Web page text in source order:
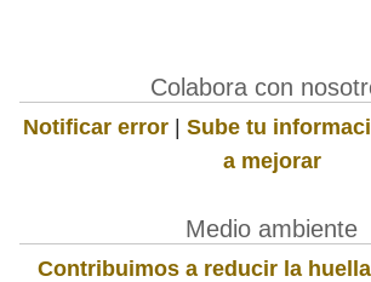
Colabora con
Notificar error | Sube tu
a mejorar
Medio ambiente
Contribuimos a reducir la